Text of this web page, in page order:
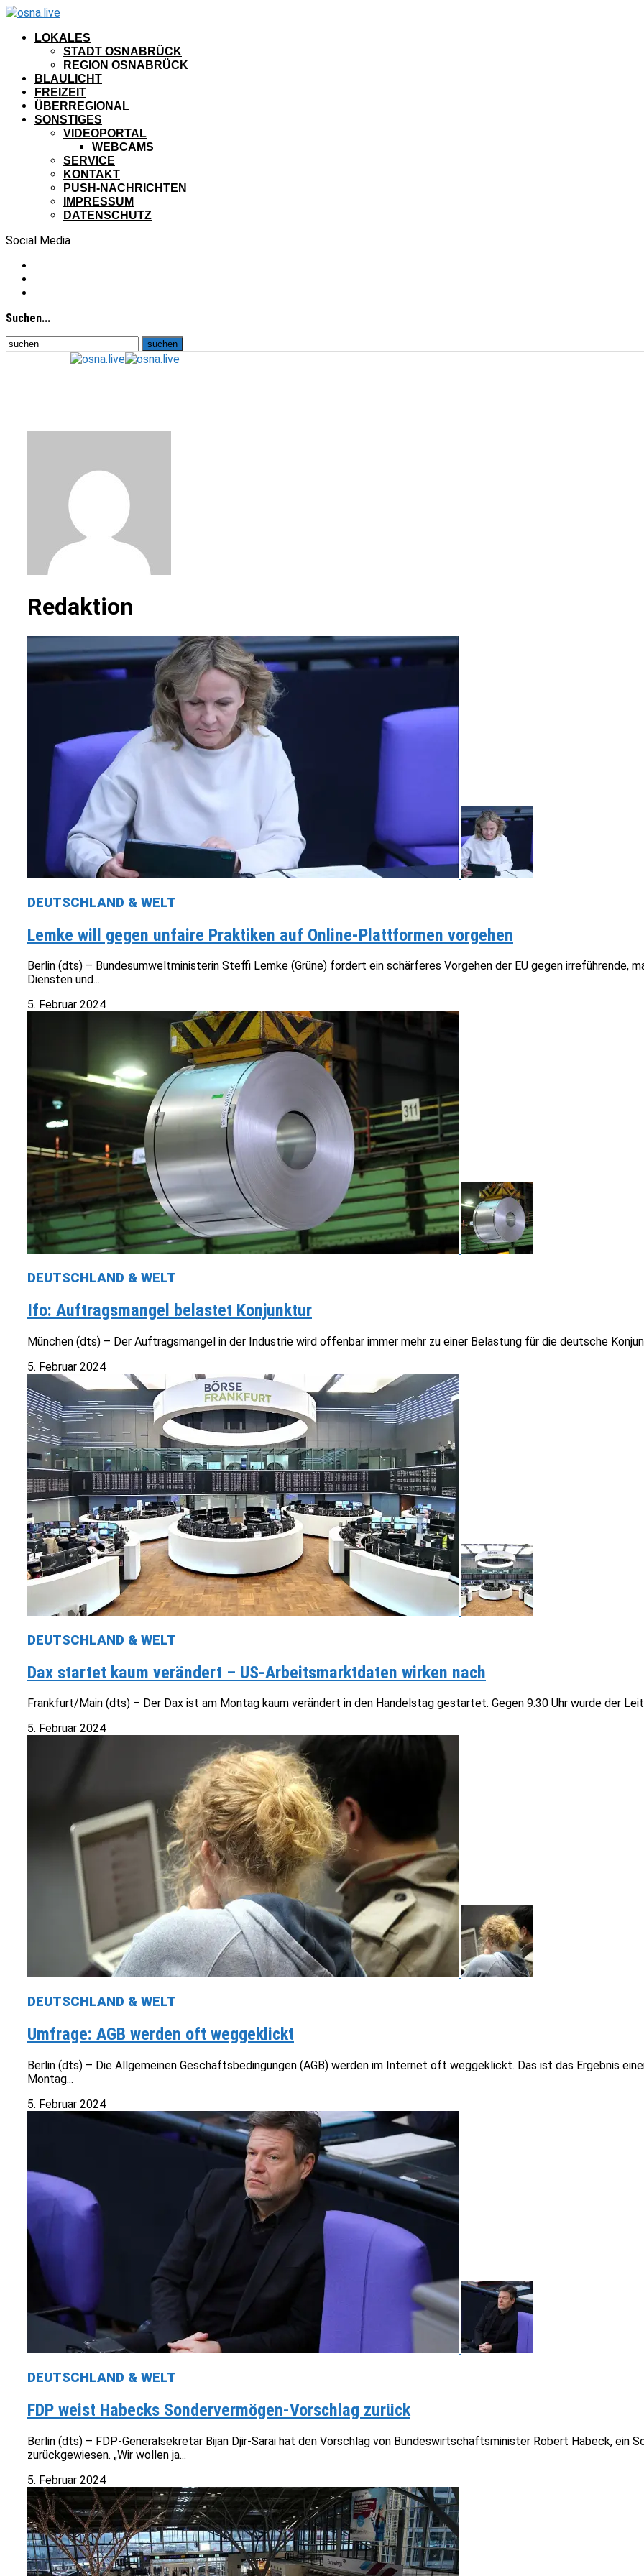
LOKALES
STADT OSNABRÜCK
REGION OSNABRÜCK
BLAULICHT
FREIZEIT
ÜBERREGIONAL
SONSTIGES
VIDEOPORTAL
WEBCAMS
SERVICE
KONTAKT
PUSH-NACHRICHTEN
IMPRESSUM
DATENSCHUTZ
Social Media
Suchen...
Redaktion
DEUTSCHLAND & WELT
Lemke will gegen unfaire Praktiken auf Online-Plattformen vorgehen
Berlin (dts) – Bundesumweltministerin Steffi Lemke (Grüne) fordert ein schärferes Vorgehen der EU gegen irreführende,
Diensten und...
5. Februar 2024
DEUTSCHLAND & WELT
Ifo: Auftragsmangel belastet Konjunktur
München (dts) – Der Auftragsmangel in der Industrie wird offenbar immer mehr zu einer Belastung für die deutsche
5. Februar 2024
DEUTSCHLAND & WELT
Dax startet kaum verändert – US-Arbeitsmarktdaten wirken nach
Frankfurt/Main (dts) – Der Dax ist am Montag kaum verändert in den Handelstag gestartet. Gegen 9:30 Uhr wurde der
5. Februar 2024
DEUTSCHLAND & WELT
Umfrage: AGB werden oft weggeklickt
Berlin (dts) – Die Allgemeinen Geschäftsbedingungen (AGB) werden im Internet oft weggeklickt. Das ist das Ergebnis
Montag...
5. Februar 2024
DEUTSCHLAND & WELT
FDP weist Habecks Sondervermögen-Vorschlag zurück
Berlin (dts) – FDP-Generalsekretär Bijan Djir-Sarai hat den Vorschlag von Bundeswirtschaftsminister Robert Habeck, ein
zurückgewiesen. „Wir wollen ja...
5. Februar 2024